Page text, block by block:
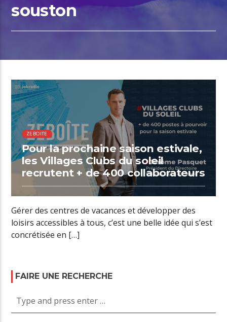
souston
00:38 READ TIME
ZEBOITE
Pour la prochaine saison estivale,
les Villages Clubs du soleil
recrutent + de 400 collaborateurs
Gérer des centres de vacances et développer des
loisirs accessibles à tous, c’est une belle idée qui s’est
concrétisée en […]
FAIRE UNE RECHERCHE